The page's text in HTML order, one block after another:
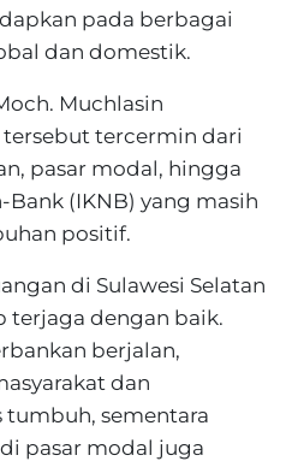
pada berbagai
dan domestik.
Muchlasin
tercermin dari
pasar modal, hingga
(IKNB) yang masih
positif.
di Sulawesi Selatan
terjaga dengan baik.
berjalan,
dan
tumbuh, sementara
pasar modal juga